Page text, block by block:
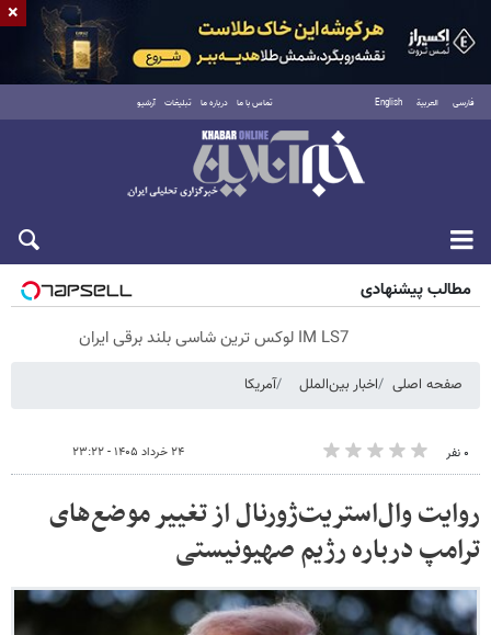
فارسی العربية English تماس با ما درباره ما تبلیغات آرشیو
پنجشنبه ۱۵ مرداد ۱۴۰۵
مطالب پیشنهادی
IM LS7 لوکس ترین شاسی بلند برقی ایران
صفحه اصلی اخبار بین‌الملل آمریکا
۰ نفر ۲۴ خرداد ۱۴۰۵ - ۲۳:۲۲
روایت وال‌استریت‌ژورنال از تغییر موضع‌های
ترامپ درباره رژیم صهیونیستی
×